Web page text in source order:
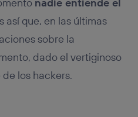
así que, en las últimas
sobre la
dado el vertiginoso
los hackers.